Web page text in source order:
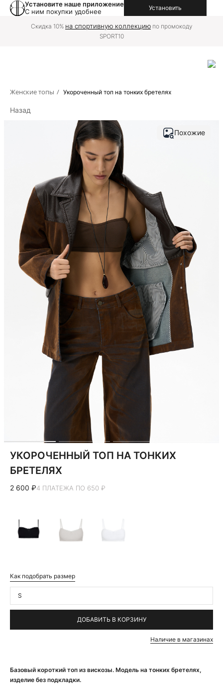
Установите наше приложение
С ним покупки удобнее
Установить
Скидка 10% на спортивную коллекцию по промокоду
SPORT10
Женские топы / Укороченный топ на тонких бретелях
Назад
Базовый короткий топ из вискозы. Модель на тонких бретелях,
изделие без подкладки.
Похожие
УКОРОЧЕННЫЙ ТОП НА ТОНКИХ
БРЕТЕЛЯХ
2 600 ₽4 ПЛАТЕЖА ПО 650 ₽
Как подобрать размер
S
ДОБАВИТЬ В КОРЗИНУ
Наличие в магазинах